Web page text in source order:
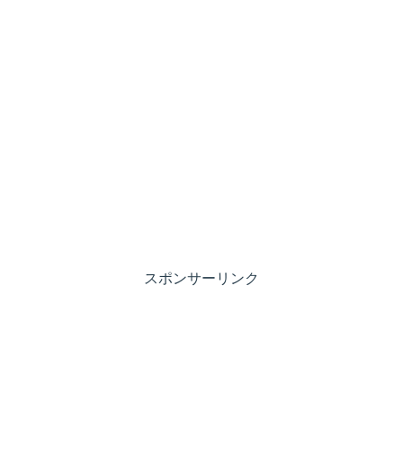
スポンサーリンク